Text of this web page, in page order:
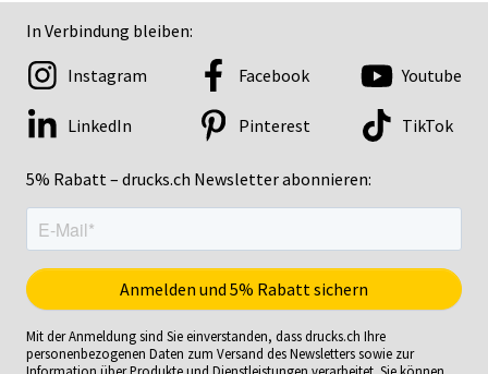
In Verbindung bleiben:
5% Rabatt – drucks.ch Newsletter abonnieren:
Instagram Facebook Youtube
LinkedIn Pinterest TikTok
Mit der Anmeldung sind Sie einverstanden, dass drucks.ch Ihre
personenbezogenen Daten zum Versand des Newsletters sowie zur